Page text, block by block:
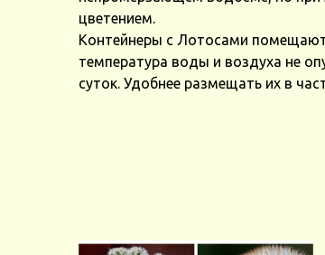
цветением.
Контейнеры с Лотосами
температура воды и воздуха не
суток. Удобнее размещать их в